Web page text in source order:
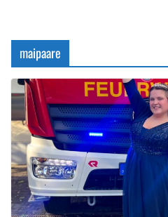
maipaare